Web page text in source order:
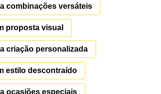
combinações versáteis
proposta visual
criação personalizada
estilo descontraído
ocasiões especiais